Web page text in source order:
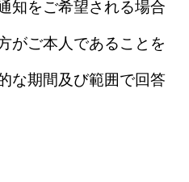
知をご希望される場合
がご本人であることを
な期間及び範囲で回答